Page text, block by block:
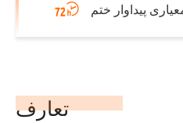
پیداوار ختم
تعارف